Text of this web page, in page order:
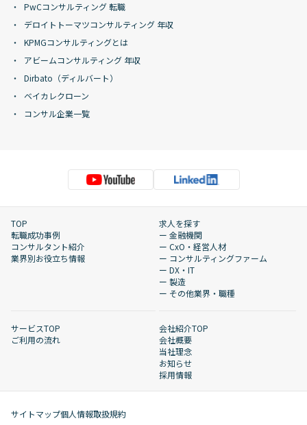
PwCコンサルティング 転職
デロイトトーマツコンサルティング 年収
KPMGコンサルティングとは
アビームコンサルティング 年収
Dirbato（ディルバート）
ベイカレクローン
コンサル企業一覧
TOP
転職成功事例
コンサルタント紹介
業界別お役立ち情報
求人を探す
ー 金融機関
ー CxO・経営人材
ー コンサルティングファーム
ー DX・IT
ー 製造
ー その他業界・職種
サービスTOP
ご利用の流れ
会社紹介TOP
会社概要
当社理念
お知らせ
採用情報
サイトマップ個人情報取扱規約